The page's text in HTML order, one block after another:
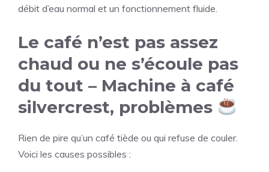
débit d’eau normal et un fonctionnement fluide.
Le café n’est pas assez
chaud ou ne s’écoule pas
du tout – Machine à café
silvercrest, problèmes
Rien de pire qu’un café tiède ou qui refuse de couler.
Voici les causes possibles :